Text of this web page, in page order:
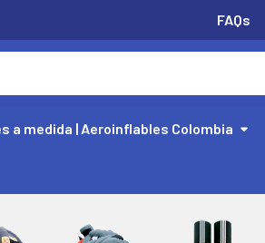
FAQs
a medida | Aeroinflables Colombia